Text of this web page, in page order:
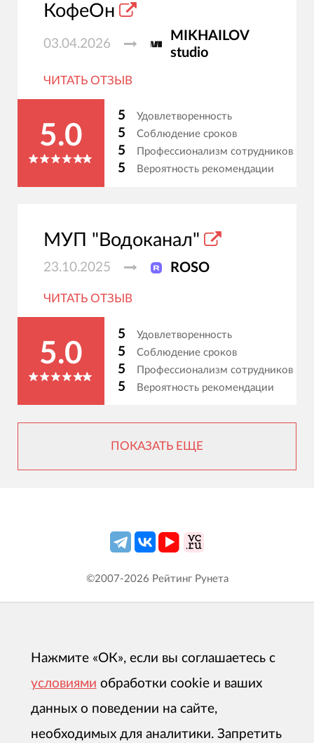
КофеОн
03.04.2026
MIKHAILOV
studio
ЧИТАТЬ ОТЗЫВ
5.0
5 Удовлетворенность
5 Соблюдение сроков
5 Профессионализм сотрудников
5 Вероятность рекомендации
МУП "Водоканал"
23.10.2025 ROSO
ЧИТАТЬ ОТЗЫВ
5.0
5 Удовлетворенность
5 Соблюдение сроков
5 Профессионализм сотрудников
5 Вероятность рекомендации
ПОКАЗАТЬ ЕЩЕ
©2007-2026 Рейтинг Рунета
Нажмите «ОК», если вы соглашаетесь с
условиями обработки cookie и ваших
данных о поведении на сайте,
необходимых для аналитики. Запретить